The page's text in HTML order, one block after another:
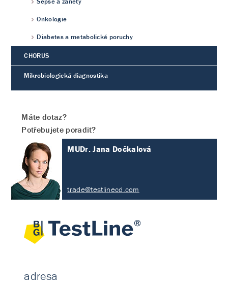
Onkologie
Diabetes a metabolické poruchy
CHORUS
Mikrobiologická diagnostika
Máte dotaz?
Potřebujete poradit?
MUDr. Jana Dočkalová
trade@testlinecd.com
adresa